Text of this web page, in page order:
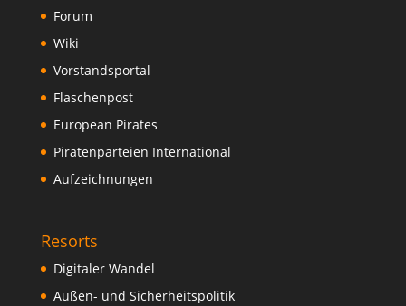
Forum
Wiki
Vorstandsportal
Flaschenpost
European Pirates
Piratenparteien International
Aufzeichnungen
Resorts
Digitaler Wandel
Außen- und Sicherheitspolitik